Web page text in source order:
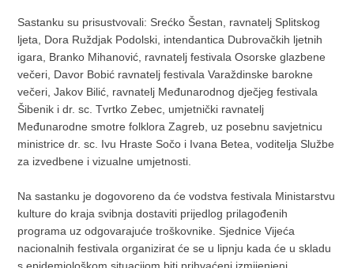
Sastanku su prisustvovali: Srećko Šestan, ravnatelj Splitskog
ljeta, Dora Ruždjak Podolski, intendantica Dubrovačkih ljetnih
igara, Branko Mihanović, ravnatelj festivala Osorske glazbene
večeri, Davor Bobić ravnatelj festivala Varaždinske barokne
večeri, Jakov Bilić, ravnatelj Međunarodnog dječjeg festivala
Šibenik i dr. sc. Tvrtko Zebec, umjetnički ravnatelj
Međunarodne smotre folklora Zagreb, uz posebnu savjetnicu
ministrice dr. sc. Ivu Hraste Sočo i Ivana Betea, voditelja Službe
za izvedbene i vizualne umjetnosti.
Na sastanku je dogovoreno da će vodstva festivala Ministarstvu
kulture do kraja svibnja dostaviti prijedlog prilagođenih
programa uz odgovarajuće troškovnike. Sjednice Vijeća
nacionalnih festivala organizirat će se u lipnju kada će u skladu